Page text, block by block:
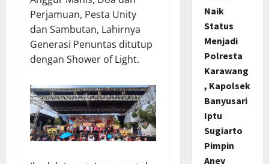
Perjamuan, Pesta Unity
dan Sambutan, Lahirnya
Generasi Penuntas ditutup
dengan Shower of Light.
Naik
Status
Menjadi
Polresta
Karawang
, Kapolsek
Banyusari
Iptu
Sugiarto
Pimpin
Anev